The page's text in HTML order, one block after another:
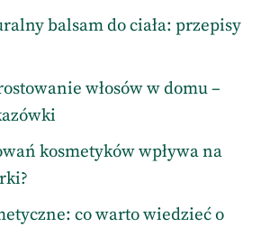
balsam do ciała: przepisy
włosów w domu –
kosmetyków wpływa na
co warto wiedzieć o